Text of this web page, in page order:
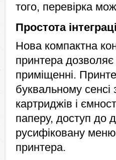
того, перевірка
Простота
Нова компактна
принтера дозволяє
приміщенні.
буквальному
картриджів і
паперу, доступ до
русифіковану
принтера.